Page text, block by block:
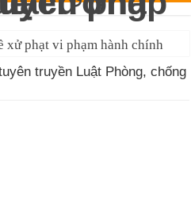
xử phạt vi phạm hành chính
truyền Luật Phòng, chống